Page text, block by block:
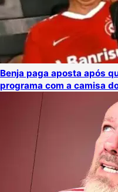
Benja paga aposta após
programa com a camisa